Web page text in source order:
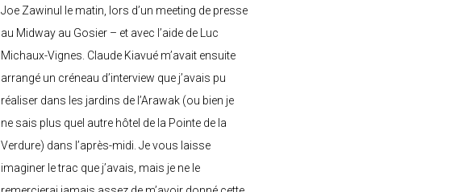
Joe Zawinul le matin, lors d’un meeting de presse
au Midway au Gosier – et avec l’aide de Luc
Michaux-Vignes. Claude Kiavué m’avait ensuite
arrangé un créneau d’interview que j’avais pu
réaliser dans les jardins de l’Arawak (ou bien je
ne sais plus quel autre hôtel de la Pointe de la
Verdure) dans l’après-midi. Je vous laisse
imaginer le trac que j’avais, mais je ne le